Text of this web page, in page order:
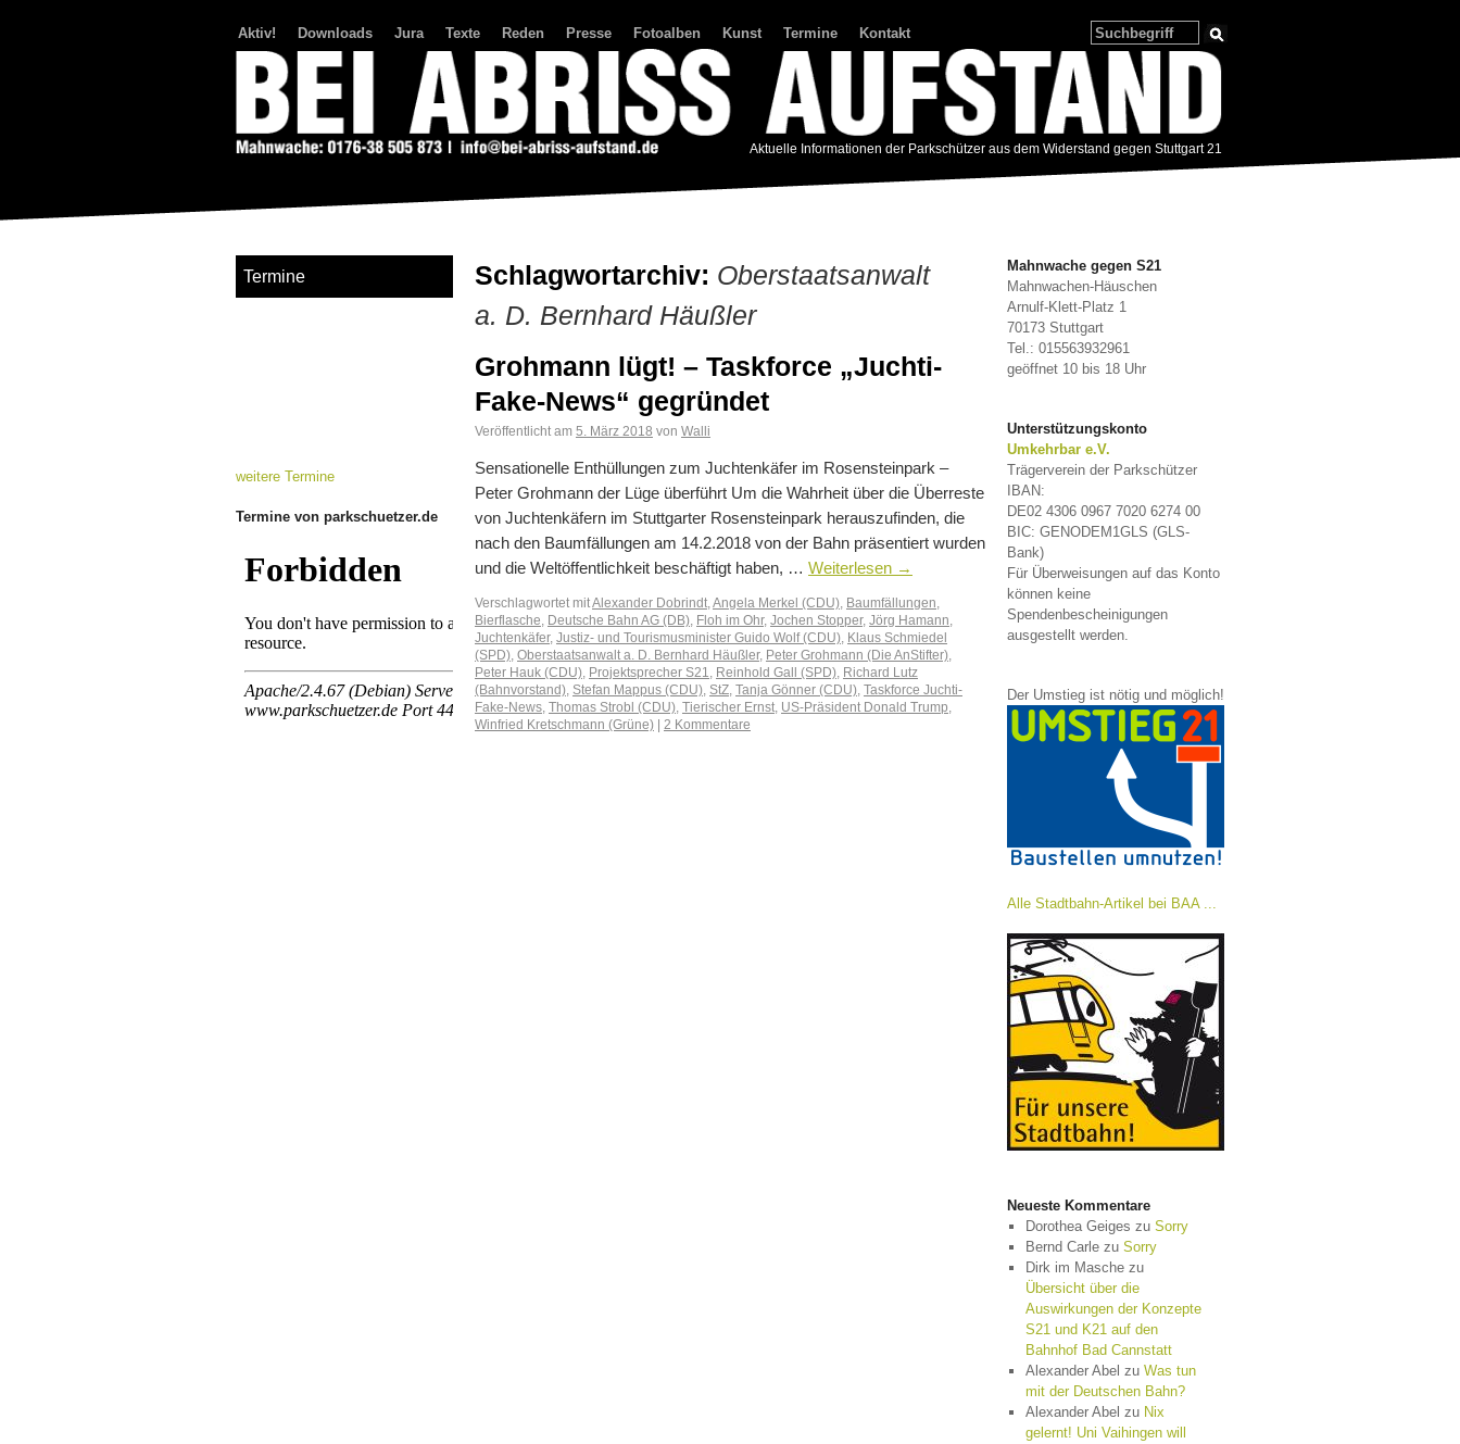
Aktiv! Downloads Jura Texte Reden Presse Fotoalben Kunst Termine Kontakt
Aktuelle Informationen der Parkschützer aus dem Widerstand gegen Stuttgart 21
Schlagwortarchiv: Oberstaatsanwalt
a. D. Bernhard Häußler
Grohmann lügt! – Taskforce „Juchti-
Fake-News“ gegründet
Veröffentlicht am 5. März 2018 von Walli
Sensationelle Enthüllungen zum Juchtenkäfer im Rosensteinpark –
Peter Grohmann der Lüge überführt Um die Wahrheit über die Überreste
von Juchtenkäfern im Stuttgarter Rosensteinpark herauszufinden, die
nach den Baumfällungen am 14.2.2018 von der Bahn präsentiert wurden
und die Weltöffentlichkeit beschäftigt haben, … Weiterlesen →
Verschlagwortet mitAlexander Dobrindt Angela Merkel (CDU) Baumfällungen
Bierflasche
Deutsche Bahn AG (DB) Floh im Ohr, Jochen Stopper, Jörg Hamann
Juchtenkäfer, Justiz- und Tourismusminister Guido Wolf (CDU) Klaus Schmiedel
(SPD) Oberstaatsanwalt a. D. Bernhard Häußler, Peter Grohmann (Die AnStifter)
Peter Hauk (CDU) Projektsprecher S21 Reinhold Gall (SPD) Richard Lutz
(Bahnvorstand) Stefan Mappus (CDU) StZ Tanja Gönner (CDU) Taskforce Juchti-
Fake-News Thomas Strobl (CDU) Tierischer Ernst US‑Präsident Donald Trump
Winfried Kretschmann (Grüne) | 2 Kommentare
Termine
weitere Termine
Termine von parkschuetzer.de
Mahnwache gegen S21
Mahnwachen-Häuschen
Arnulf-Klett-Platz 1
70173 Stuttgart
Tel.: 015563932961
geöffnet 10 bis 18 Uhr
Unterstützungskonto
Umkehrbar e.V.
Trägerverein der Parkschützer
IBAN:
DE02 4306 0967 7020 6274 00
BIC: GENODEM1GLS (GLS-
Bank)
Für Überweisungen auf das Konto
können keine
Spendenbescheinigungen
ausgestellt werden.
Der Umstieg ist nötig und möglich!
Alle Stadtbahn-Artikel bei BAA ...
Neueste Kommentare
Dorothea Geiges zu Sorry
Bernd Carlezu Sorry
Dirk im Maschezu
Übersicht über die
Auswirkungen der Konzepte
S21 und K21 auf den
Bahnhof Bad Cannstatt
Alexander Abel zu Was tun
mit der Deutschen Bahn?
Alexander Abel zu Nix
gelernt! Uni Vaihingen will